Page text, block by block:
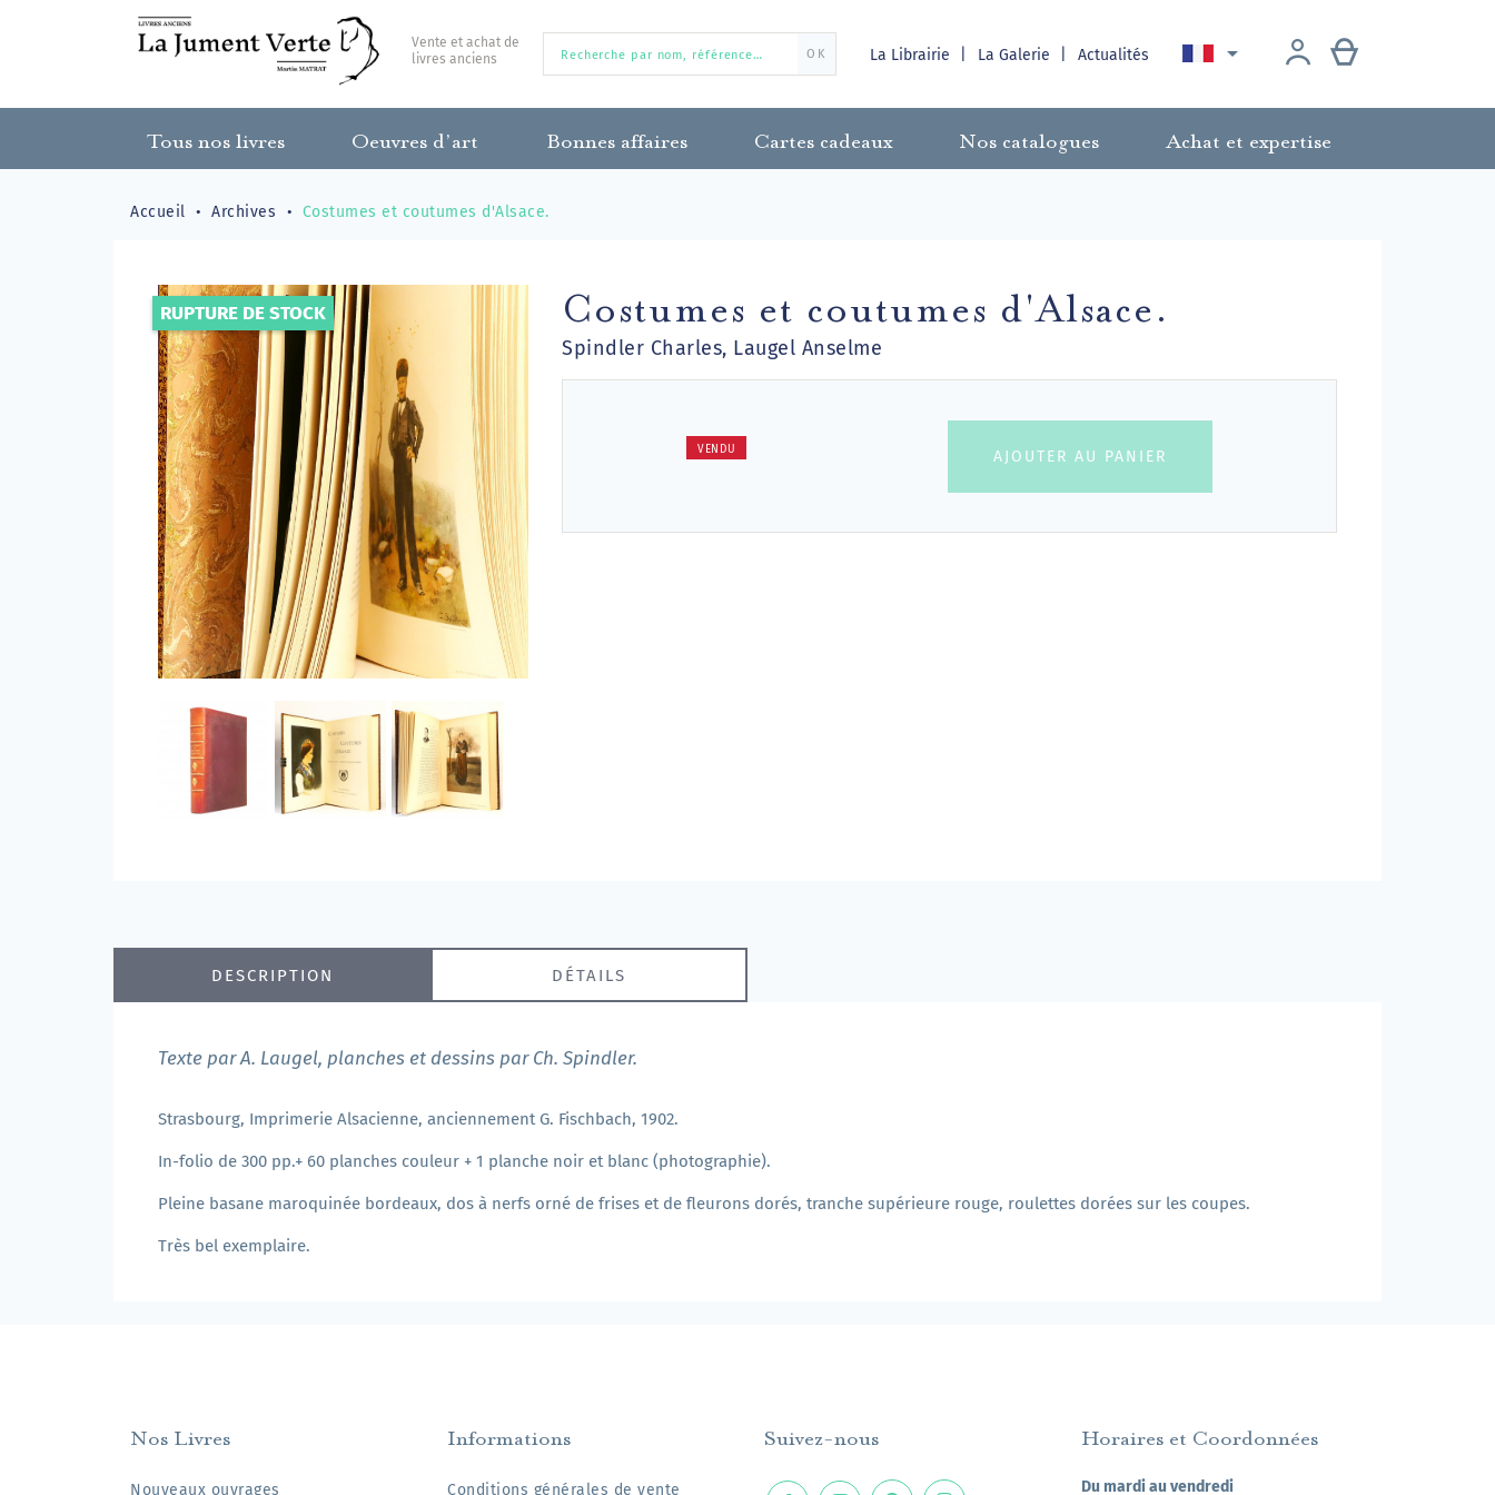
Vente et achat de
livres anciens
OK La Librairie La Galerie Actualités 
Tous nos livres Oeuvres d’art Bonnes affaires Cartes cadeaux Nos catalogues Achat et expertise
Accueil Archives Costumes et coutumes d'Alsace.
RUPTURE DE STOCK Costumes et coutumes d'Alsace.
Spindler Charles, Laugel Anselme
VENDU AJOUTER AU PANIER
DESCRIPTION DÉTAILS
Texte par A. Laugel, planches et dessins par Ch. Spindler.
Strasbourg, Imprimerie Alsacienne, anciennement G. Fischbach, 1902.
In-folio de 300 pp.+ 60 planches couleur + 1 planche noir et blanc (photographie).
Pleine basane maroquinée bordeaux, dos à nerfs orné de frises et de fleurons dorés, tranche supérieure rouge, roulettes dorées sur les coupes.
Très bel exemplaire.
Nos Livres
Nouveaux ouvrages
Informations
Conditions générales de vente
Suivez-nous Horaires et Coordonnées
Du mardi au vendredi